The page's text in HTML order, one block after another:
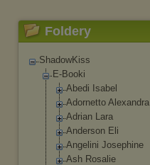
Foldery
ShadowKiss
E-Booki
Abedi Isabel
Adornetto Alexandra
Adrian Lara
Anderson Eli
Angelini Josephine
Ash Rosalie